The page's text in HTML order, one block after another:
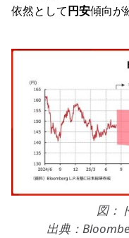
依然として円安傾向が
図：
出典：